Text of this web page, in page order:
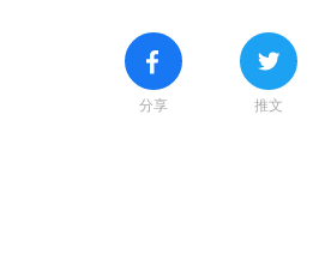
分享 推文